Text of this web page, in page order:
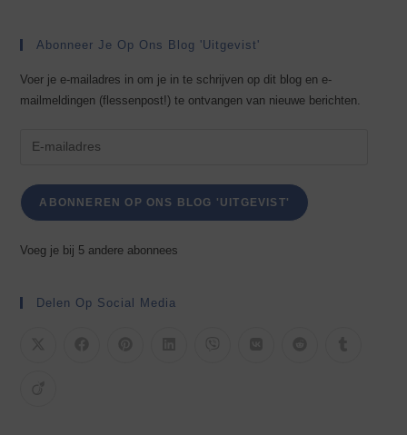
Abonneer Je Op Ons Blog 'Uitgevist'
Voer je e-mailadres in om je in te schrijven op dit blog en e-
mailmeldingen (flessenpost!) te ontvangen van nieuwe berichten.
ABONNEREN OP ONS BLOG 'UITGEVIST'
Voeg je bij 5 andere abonnees
Delen Op Social Media